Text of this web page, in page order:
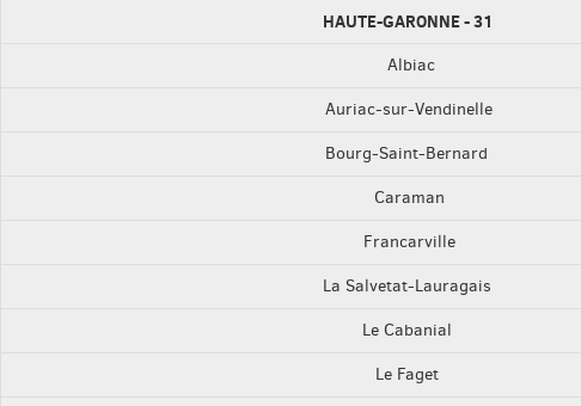
HAUTE-GARONNE - 31
Albiac
Auriac-sur-Vendinelle
Bourg-Saint-Bernard
Caraman
Francarville
La Salvetat-Lauragais
Le Cabanial
Le Faget